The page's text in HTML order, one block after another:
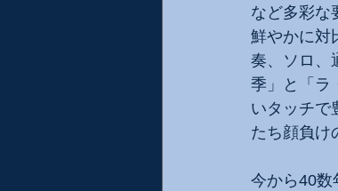
など多彩な
鮮やかに対
奏、ソロ、
季」と「ラ
いタッチで
たち顔負け
今から40数